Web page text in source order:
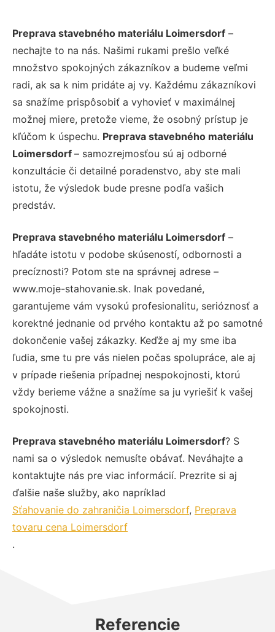
Preprava stavebného materiálu Loimersdorf –
nechajte to na nás. Našimi rukami prešlo veľké
množstvo spokojných zákazníkov a budeme veľmi
radi, ak sa k nim pridáte aj vy. Každému zákazníkovi
sa snažíme prispôsobiť a vyhovieť v maximálnej
možnej miere, pretože vieme, že osobný prístup je
kľúčom k úspechu. Preprava stavebného materiálu
Loimersdorf – samozrejmosťou sú aj odborné
konzultácie či detailné poradenstvo, aby ste mali
istotu, že výsledok bude presne podľa vašich
predstáv.
Preprava stavebného materiálu Loimersdorf –
hľadáte istotu v podobe skúseností, odbornosti a
precíznosti? Potom ste na správnej adrese –
www.moje-stahovanie.sk. Inak povedané,
garantujeme vám vysokú profesionalitu, serióznosť a
korektné jednanie od prvého kontaktu až po samotné
dokončenie vašej zákazky. Keďže aj my sme iba
ľudia, sme tu pre vás nielen počas spolupráce, ale aj
v prípade riešenia prípadnej nespokojnosti, ktorú
vždy berieme vážne a snažíme sa ju vyriešiť k vašej
spokojnosti.
Preprava stavebného materiálu Loimersdorf? S
nami sa o výsledok nemusíte obávať. Neváhajte a
kontaktujte nás pre viac informácií. Prezrite si aj
ďalšie naše služby, ako napríklad
Sťahovanie do zahraničia Loimersdorf, Preprava
tovaru cena Loimersdorf
.
Referencie